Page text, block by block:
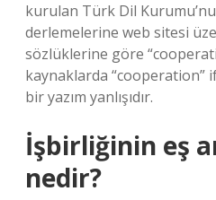
kurulan Türk Dil
derlemelerine web sitesi
sözlüklerine göre
kaynaklarda “cooperation”
bir yazım yanlışıdır.
İşbirliğinin eş
nedir?